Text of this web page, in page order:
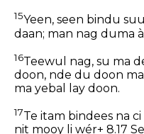
15Yeen, seen bindu
daan; man nag duma
16Teewul nag, su ma
doon, nde du doon
ma yebal lay doon.
17Te itam bindees na
nit mooy li wér+ 8.17